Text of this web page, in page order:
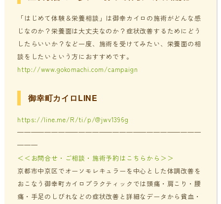
「はじめて体験＆栄養相談」は御幸カイロの施術がどんな感
じなのか？栄養面は大丈夫なのか？症状改善するためにどう
したらいいか？など一度、施術を受けてみたい、栄養面の相
談をしたいという方におすすめです。
http://www.gokomachi.com/campaign
御幸町カイロLINE
https://line.me/R/ti/p/@jwv1396g
———————————————————————————
———
＜＜お問合せ・ご相談・施術予約はこちらから＞＞
京都市中京区でオーソモレキュラーを中心とした体調改善を
おこなう御幸町カイロプラクティックでは頭痛・肩こり・腰
痛・手足のしびれなどの症状改善と詳細なデータから貧血・